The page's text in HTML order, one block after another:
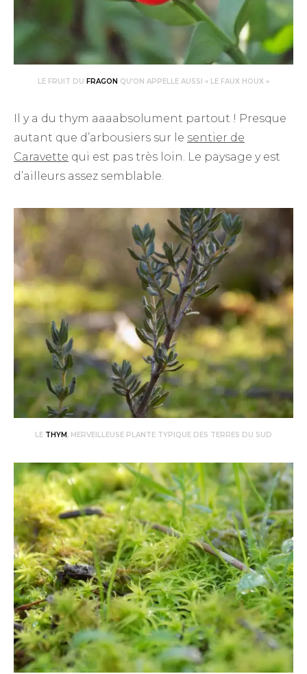
LE FRUIT DU FRAGON QU’ON APPELLE AUSSI « LE FAUX HOUX »
Il y a du thym aaaabsolument partout ! Presque
autant que d’arbousiers sur le sentier de
Caravette qui est pas très loin. Le paysage y est
d’ailleurs assez semblable.
LE THYM, MERVEILLEUSE PLANTE TYPIQUE DES TERRES DU SUD